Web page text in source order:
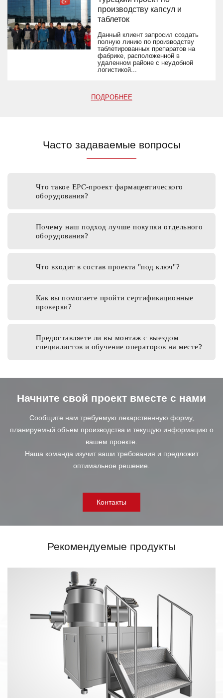
производству капсул и
таблеток
Данный клиент запросил создать
полную линию по производству
таблетированных препаратов на
фабрике, расположенной в
удаленном районе с неудобной
логистикой...
ПОДРОБНЕЕ
Часто задаваемые вопросы
Что такое EPC-проект фармацевтического
оборудования?
Почему наш подход лучше покупки отдельного
оборудования?
Что входит в состав проекта "под ключ"?
Как вы помогаете пройти сертификационные
проверки?
Предоставляете ли вы монтаж с выездом
специалистов и обучение операторов на месте?
Начните свой проект вместе с нами
Сообщите нам требуемую лекарственную форму,
планируемый объем производства и текущую информацию о
вашем проекте.
Наша команда изучит ваши требования и предложит
оптимальное решение.
Контакты
Рекомендуемые продукты